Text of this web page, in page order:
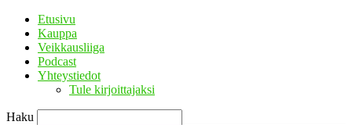
Etusivu
Kauppa
Veikkausliiga
Podcast
Yhteystiedot
Tule kirjoittajaksi
Haku